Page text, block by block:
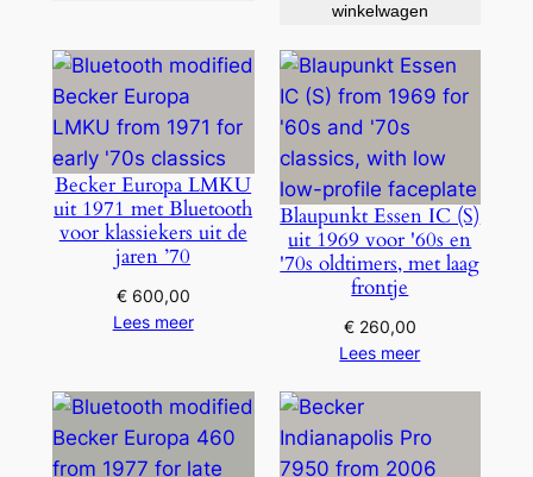
winkelwagen
Becker Europa LMKU
uit 1971 met Bluetooth
voor klassiekers uit de
jaren ’70
€600,00
Lees meer
Blaupunkt Essen IC (S)
uit 1969 voor '60s en
'70s oldtimers, met laag
frontje
€260,00
Lees meer